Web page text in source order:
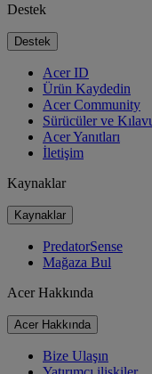
Destek
Destek
Acer ID
Ürün Kaydedin
Acer Community
Sürücüler ve
Acer Yanıtları
İletişim
Kaynaklar
Kaynaklar
PredatorSense
Mağaza Bul
Acer Hakkında
Acer Hakkında
Bize Ulaşın